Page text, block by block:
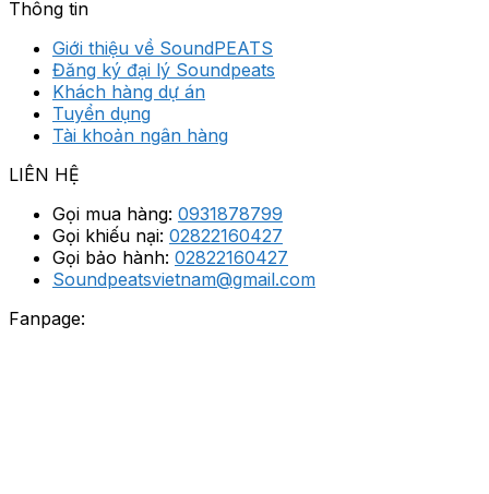
Thông tin
Giới thiệu về SoundPEATS
Đăng ký đại lý Soundpeats
Khách hàng dự án
Tuyển dụng
Tài khoản ngân hàng
LIÊN HỆ
Gọi mua hàng: 0931878799
Gọi khiếu nại: 02822160427
Gọi bảo hành: 02822160427
Soundpeatsvietnam@gmail.com
Fanpage: